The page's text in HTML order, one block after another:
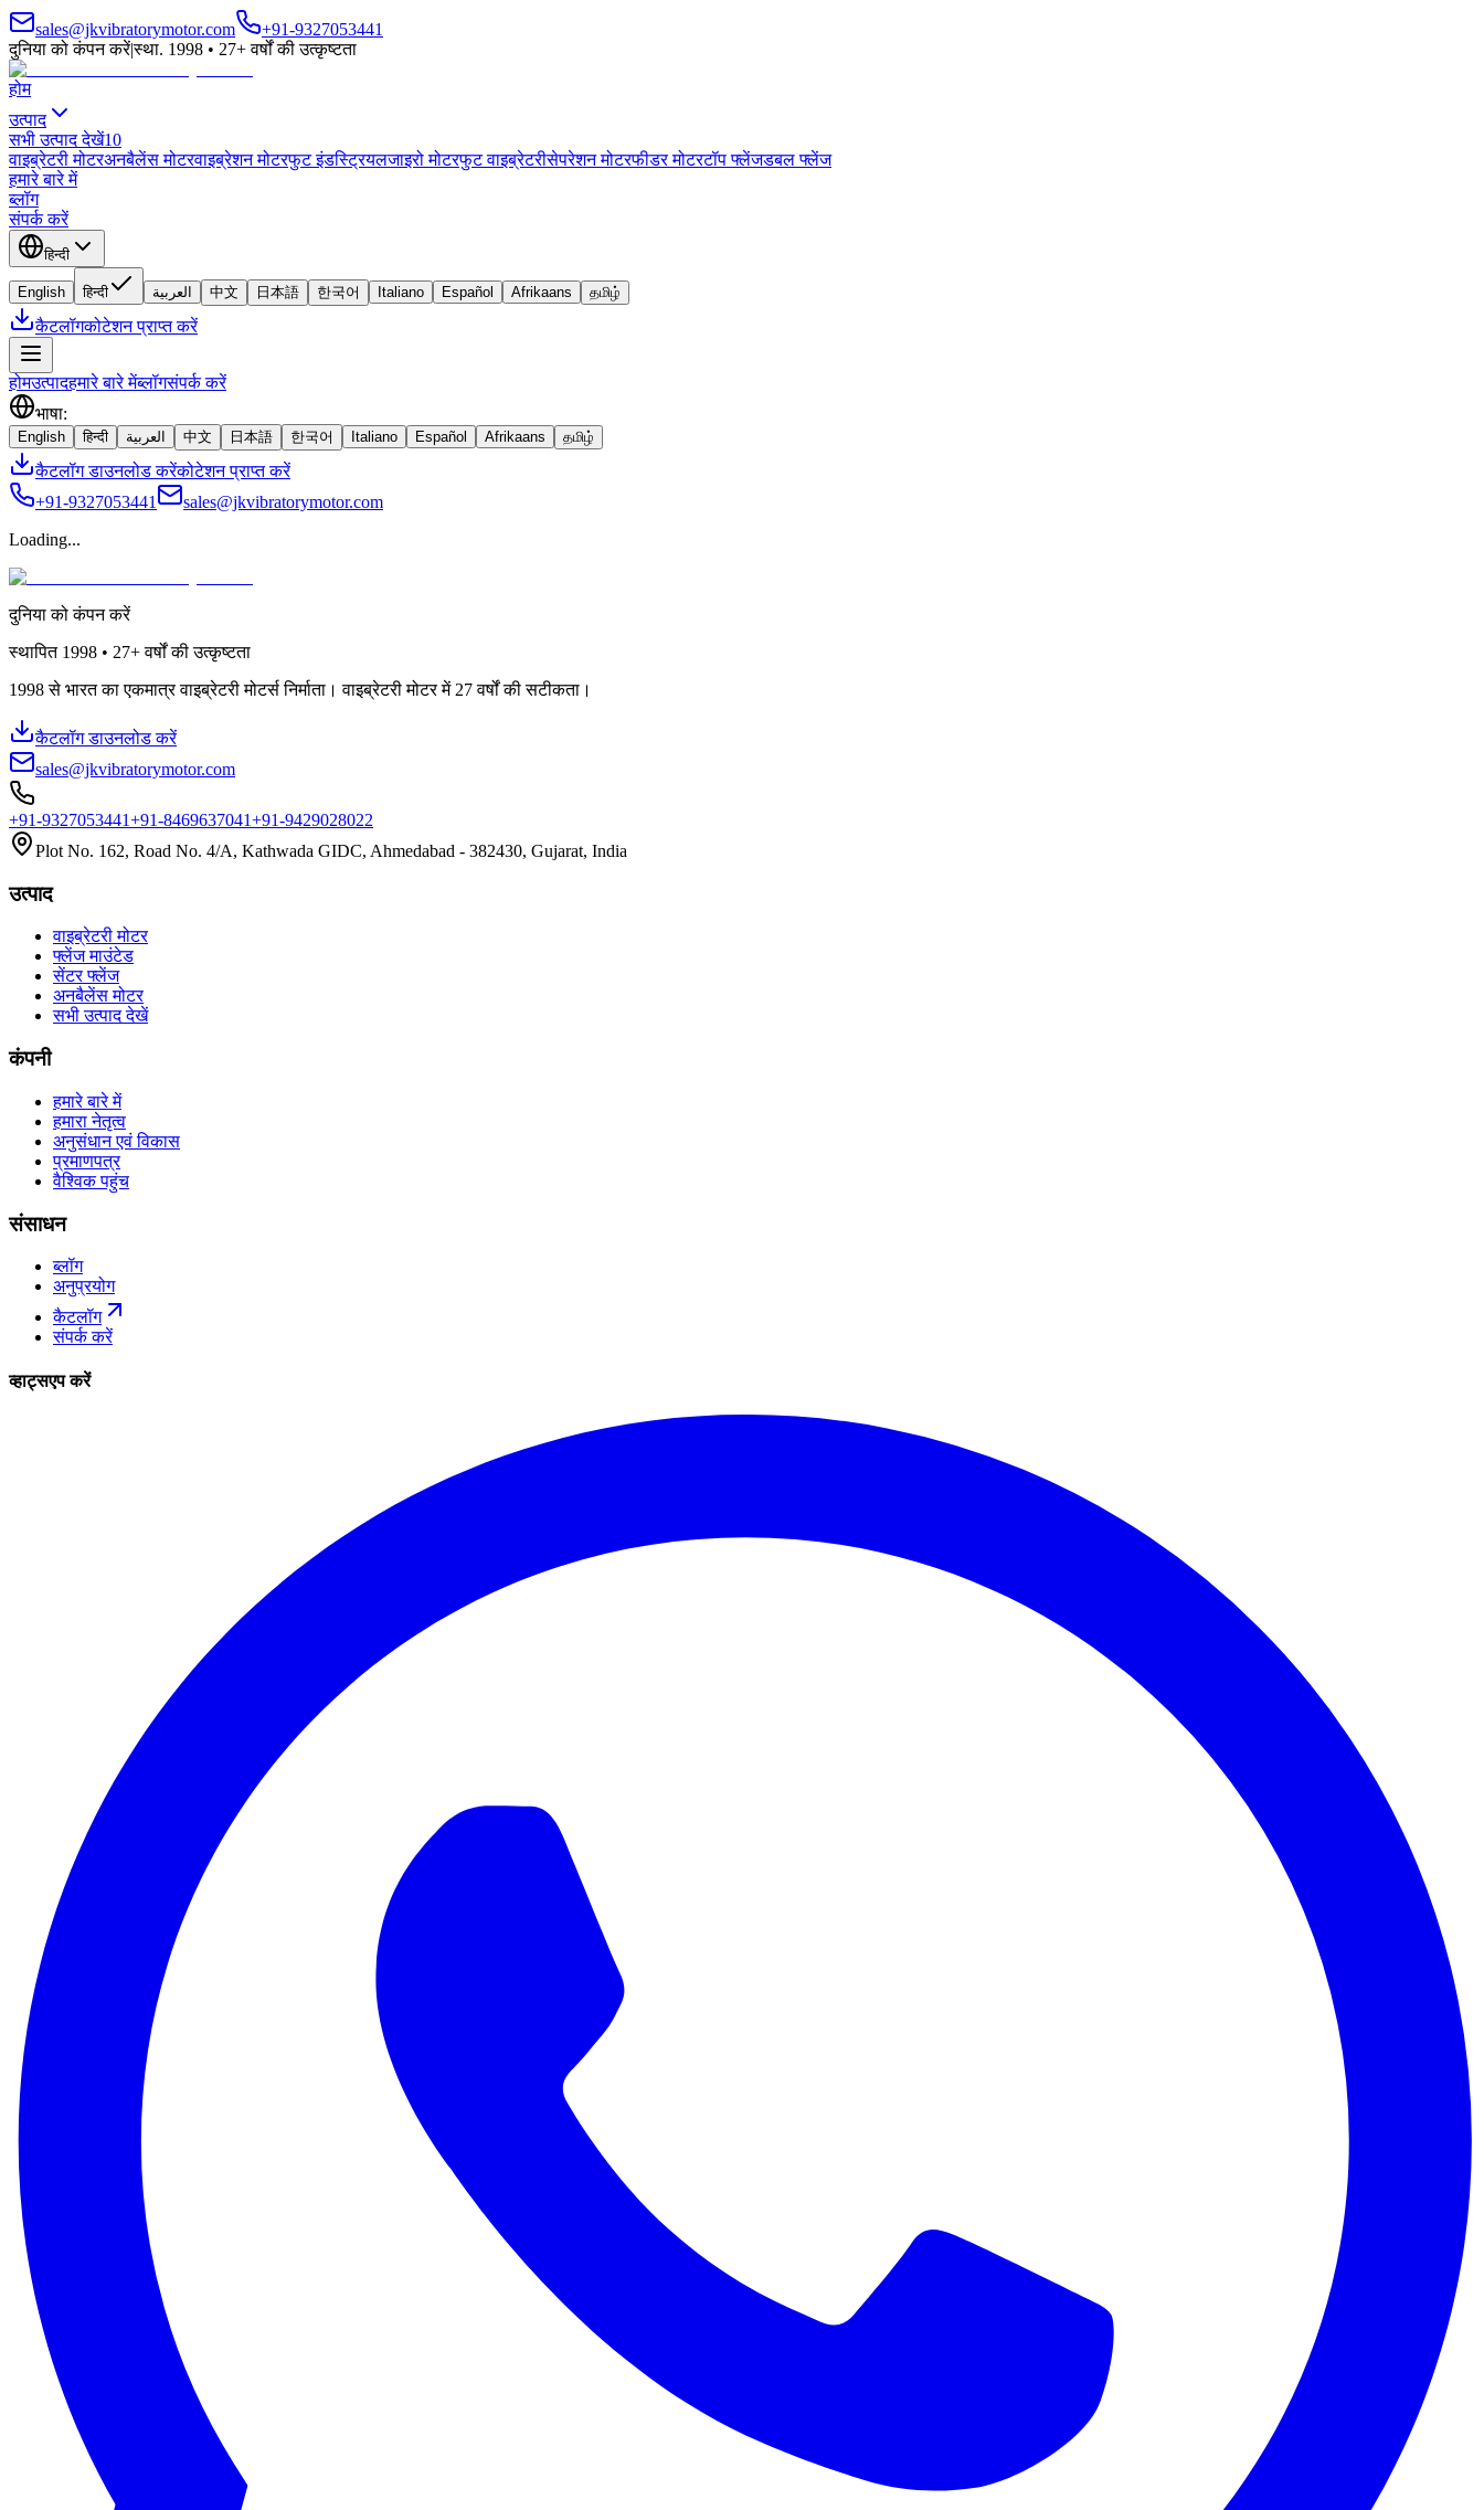
sales@jkvibratorymotor.com
+91-9327053441
दुनिया को कंपन करें|स्था. 1998 • 27+ वर्षों की उत्कृष्टता
होम
उत्पाद
सभी उत्पाद देखें10
वाइब्रेटरी मोटरअनबैलेंस मोटरवाइब्रेशन मोटरफुट इंडस्ट्रियलजाइरो मोटरफुट वाइब्रेटरीसेपरेशन मोटरफीडर मोटरटॉप फ्लेंजडबल फ्लेंज
हमारे बारे में
ब्लॉग
संपर्क करें
हिन्दी
English हिन्दी العربية 中文 日本語 한국어 Italiano Español Afrikaans தமிழ்
कैटलॉगकोटेशन प्राप्त करें
होमउत्पादहमारे बारे मेंब्लॉगसंपर्क करें
भाषा:
English हिन्दी العربية 中文 日本語 한국어 Italiano Español Afrikaans தமிழ்
कैटलॉग डाउनलोड करेंकोटेशन प्राप्त करें
+91-9327053441
sales@jkvibratorymotor.com
Loading...
दुनिया को कंपन करें
स्थापित1998 • 27+वर्षों की उत्कृष्टता
1998 से भारत का एकमात्र वाइब्रेटरी मोटर्स निर्माता। वाइब्रेटरी मोटर में 27 वर्षों की सटीकता।
कैटलॉग डाउनलोड करें
sales@jkvibratorymotor.com
+91-9327053441+91-8469637041+91-9429028022
Plot No. 162, Road No. 4/A, Kathwada GIDC, Ahmedabad - 382430, Gujarat, India
उत्पाद
वाइब्रेटरी मोटर
फ्लेंज माउंटेड
सेंटर फ्लेंज
अनबैलेंस मोटर
सभी उत्पाद देखें
कंपनी
हमारे बारे में
हमारा नेतृत्व
अनुसंधान एवं विकास
प्रमाणपत्र
वैश्विक पहुंच
संसाधन
ब्लॉग
अनुप्रयोग
कैटलॉग
संपर्क करें
व्हाट्सएप करें